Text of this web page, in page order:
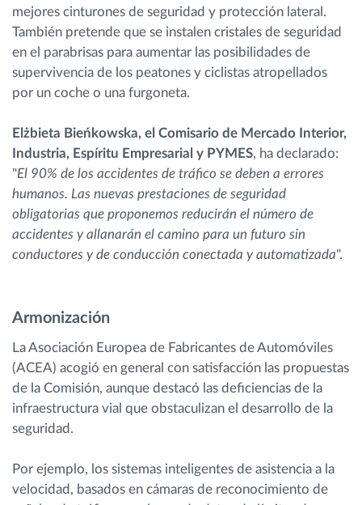
mejores cinturones de seguridad y protección lateral.
También pretende que se instalen cristales de seguridad
en el parabrisas para aumentar las posibilidades de
supervivencia de los peatones y ciclistas atropellados
por un coche o una furgoneta.
Elżbieta Bieńkowska, el Comisario de Mercado Interior,
Industria, Espíritu Empresarial y PYMES, ha declarado:
"El 90% de los accidentes de tráfico se deben a errores
humanos. Las nuevas prestaciones de seguridad
obligatorias que proponemos reducirán el número de
accidentes y allanarán el camino para un futuro sin
conductores y de conducción conectada y automatizada".
Armonización
La Asociación Europea de Fabricantes de Automóviles
(ACEA) acogió en general con satisfacción las propuestas
de la Comisión, aunque destacó las deficiencias de la
infraestructura vial que obstaculizan el desarrollo de la
seguridad.
Por ejemplo, los sistemas inteligentes de asistencia a la
velocidad, basados en cámaras de reconocimiento de